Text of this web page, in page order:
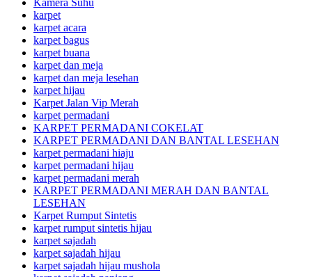
Kamera Suhu
karpet
karpet acara
karpet bagus
karpet buana
karpet dan meja
karpet dan meja lesehan
karpet hijau
Karpet Jalan Vip Merah
karpet permadani
KARPET PERMADANI COKELAT
KARPET PERMADANI DAN BANTAL LESEHAN
karpet permadani hiaju
karpet permadani hijau
karpet permadani merah
KARPET PERMADANI MERAH DAN BANTAL
LESEHAN
Karpet Rumput Sintetis
karpet rumput sintetis hijau
karpet sajadah
karpet sajadah hijau
karpet sajadah hijau mushola